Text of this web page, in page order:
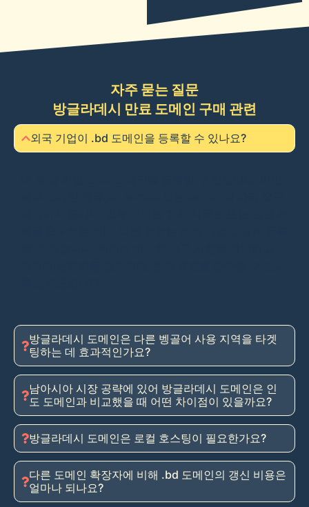
자주 묻는 질문
방글라데시 만료 도메인 구매 관련
외국 기업이 .bd 도메인을 등록할 수 있나요?
방글라데시 도메인은 다른 벵골어 사용 지역을 타겟
팅하는 데 효과적인가요?
남아시아 시장 공략에 있어 방글라데시 도메인은 인
도 도메인과 비교했을 때 어떤 차이점이 있을까요?
방글라데시 도메인은 로컬 호스팅이 필요한가요?
다른 도메인 확장자에 비해 .bd 도메인의 갱신 비용은
얼마나 되나요?